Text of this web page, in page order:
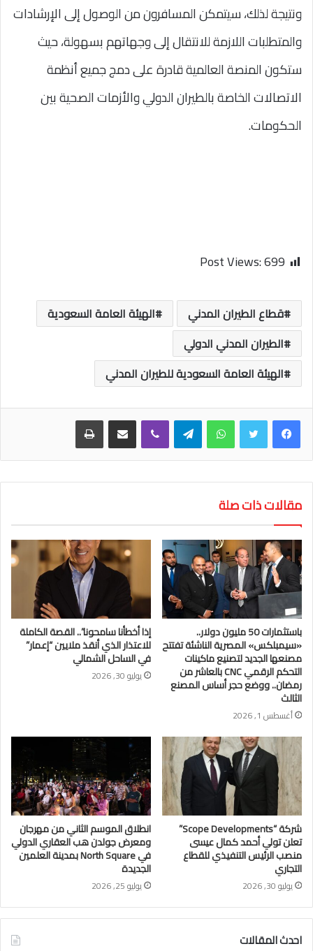
ونتيجة لذلك، سيتمكن المسافرون من الوصول إلى الإرشادات
والمتطلبات اللازمة للانتقال إلى وجهاتهم بسهولة، حيث
ستكون المنصة العالمية قادرة على دمج جميع أنظمة
الاتصالات الخاصة بالطيران الدولي والأزمات الصحية بين
الحكومات.
Post Views:699
قطاع الطيران المدني
الهيئة العامة السعودية
الطيران المدني الدولي
الهيئة العامة السعودية للطيران المدني
واتساب تيلقرام
مقالات ذات صلة
باستثمارات 50 مليون دولار..
«سيمبلكس» المصرية الناشئة تفتتح
مصنعها الجديد لتصنيع ماكينات
التحكم الرقمي CNC بالعاشر من
رمضان.. ووضع حجر أساس المصنع
الثالث
أغسطس 1, 2026
إذا أخطأنا سامحونا”.. القصة الكاملة
للاعتذار الذي أنقذ ملايين “إعمار”
في الساحل الشمالي
يوليو 30, 2026
شركة “Scope Developments”
تعلن تولي أحمد كمال عيسى
منصب الرئيس التنفيذي للقطاع
التجاري
يوليو 30, 2026
انطلاق الموسم الثاني من مهرجان
ومعرض جولدن هب العقاري الدولي
في North Square بمدينة العلمين
الجديدة
يوليو 25, 2026
احدث المقالات